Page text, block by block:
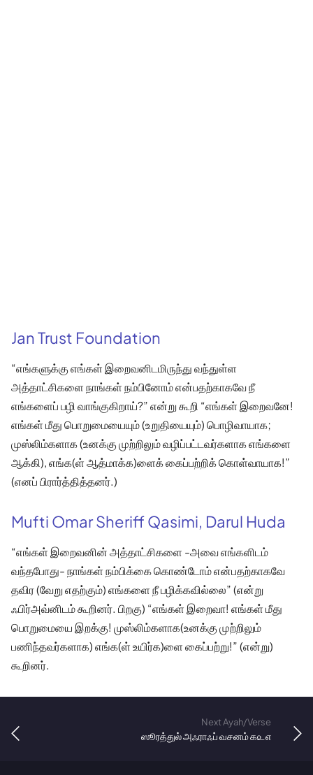
Jan Trust Foundation
“எங்களுக்கு எங்கள் இறைவனிடமிருந்து வந்துள்ள
அத்தாட்சிகளை நாங்கள் நம்பினோம் என்பதற்காகவே நீ
எங்களைப் பழி வாங்குகிறாய்?” என்று கூறி “எங்கள் இறைவனே!
எங்கள் மீது பொறுமையையும் (உறுதியையும்) பொழிவாயாக;
முஸ்லிம்களாக (உனக்கு முற்றிலும் வழிப்பட்டவர்களாக எங்களை
ஆக்கி), எங்க(ள் ஆத்மாக்க)ளைக் கைப்பற்றிக் கொள்வாயாக!”
(எனப் பிரார்த்தித்தனர்.)
Mufti Omar Sheriff Qasimi, Darul Huda
“எங்கள் இறைவனின் அத்தாட்சிகளை -அவை எங்களிடம்
வந்தபோது- நாங்கள் நம்பிக்கை கொண்டோம் என்பதற்காகவே
தவிர (வேறு எதற்கும்) எங்களை நீ பழிக்கவில்லை” (என்று
ஃபிர்அவ்னிடம் கூறினர். பிறகு) “எங்கள் இறைவா! எங்கள் மீது
பொறுமையை இறக்கு! முஸ்லிம்களாக(உனக்கு முற்றிலும்
பணிந்தவர்களாக) எங்க(ள் உயிர்க)ளை கைப்பற்று!” (என்று)
கூறினர்.
Next Ayah/Verse
ஸூரத்துல் அஃராஃப் வசனம் ௧௨௭